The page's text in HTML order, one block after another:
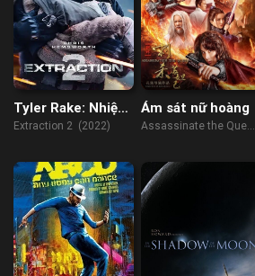
Tyler Rake: Nhiệm
Vụ Giải Cứu 2
Extraction 2 (2022)
Ám sát nữ hoàng
Assassinate the Queen